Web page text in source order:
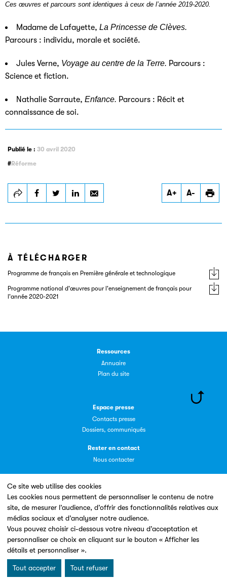
Ce site web utilise des cookies
Les cookies nous permettent de personnaliser le contenu de notre
site, de mesurer l’audience, d’offrir des fonctionnalités relatives aux
médias sociaux et d’analyser notre audience.
Vous pouvez choisir ci-dessous votre niveau d’acceptation et
personnaliser ce choix en cliquant sur le bouton « Afficher les
détails et personnaliser ».
Tout accepter Tout refuser
Ces œuvres et parcours sont identiques à ceux de l’année 2019-2020.
Madame de Lafayette, La Princesse de Clèves.
Parcours : individu, morale et société.
Jules Verne, Voyage au centre de la Terre. Parcours :
Science et fiction.
Nathalie Sarraute, Enfance. Parcours : Récit et
connaissance de soi.
Publié le : 30 avril 2020
Réforme
A+ A-
À TÉLÉCHARGER
Programme de français en Première générale et technologique
Programme national d'œuvres pour l'enseignement de français pour
l'année 2020-2021
Ressources
Annuaire
Plan du site
Espace presse
Contacts presse
Dossiers, communiqués
Rester en contact
Nous contacter
Un site conçu en partenariat avec le